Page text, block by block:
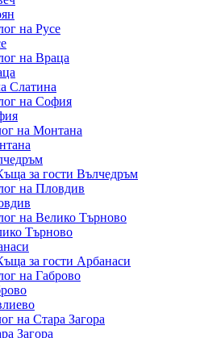
на Русе
на Враца
Слатина
на София
на Монтана
за гости Вълчедръм
на Пловдив
на Велико Търново
Търново
за гости Арбанаси
на Габрово
на Стара Загора
Загора